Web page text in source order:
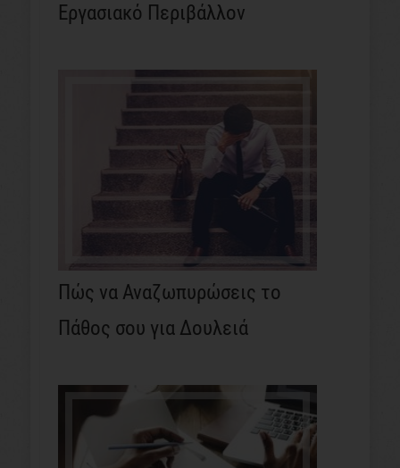
Εργασιακό Περιβάλλον
Πώς να Αναζωπυρώσεις το
Πάθος σου για Δουλειά